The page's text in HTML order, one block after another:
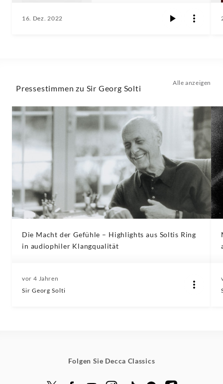
16. Dez. 2022
Pressestimmen zu Sir Georg Solti
Alle anzeigen
Die Macht der Gefühle – Highlights aus Soltis Ring
in audiophiler Klangqualität
vor 4 Jahren
Sir Georg Solti
Folgen Sie Decca Classics